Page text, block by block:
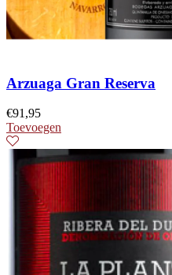
Arzuaga Gran Reserva
€91,95
Toevoegen